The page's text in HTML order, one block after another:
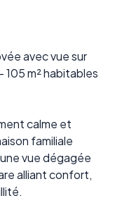
avec vue sur
105 m² habitables
calme et
familiale
vue dégagée
alliant confort,